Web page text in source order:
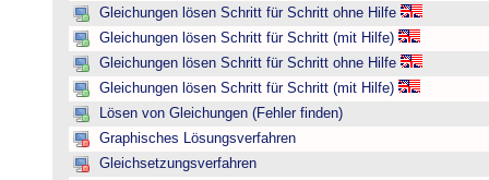
Gleichungen lösen Schritt für Schritt ohne Hilfe
Gleichungen lösen Schritt für Schritt (mit Hilfe)
Gleichungen lösen Schritt für Schritt ohne Hilfe
Gleichungen lösen Schritt für Schritt (mit Hilfe)
Lösen von Gleichungen (Fehler finden)
Graphisches Lösungsverfahren
Gleichsetzungsverfahren